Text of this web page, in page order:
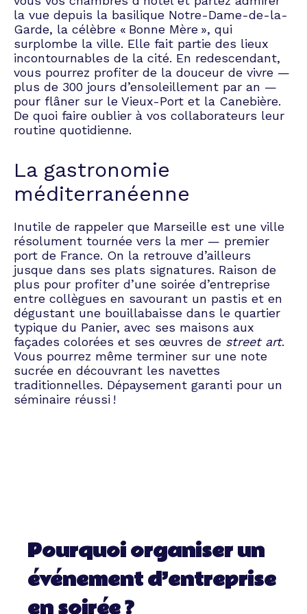
sein de votre entreprise, ou
simplement passer une soirée
mémorable, nous sommes là
pour vous aider à créer un
événement sur mesure qui
répond à vos besoins et
dépasse vos attentes. Faites-
nous confiance pour faire de
votre soirée d'entreprise un
moment magique et
la vue depuis la basilique Notre-Dame-de-la-
Garde, la célèbre « Bonne Mère », qui
surplombe la ville. Elle fait partie des lieux
incontournables de la cité. En redescendant,
vous pourrez profiter de la douceur de vivre —
plus de 300 jours d’ensoleillement par an —
pour flâner sur le Vieux-Port et la Canebière.
De quoi faire oublier à vos collaborateurs leur
routine quotidienne.
La gastronomie
méditerranéenne
Inutile de rappeler que Marseille est une ville
résolument tournée vers la mer — premier
port de France. On la retrouve d’ailleurs
jusque dans ses plats signatures. Raison de
plus pour profiter d’une soirée d’entreprise
entre collègues en savourant un pastis et en
dégustant une bouillabaisse dans le quartier
typique du Panier, avec ses maisons aux
façades colorées et ses œuvres de street art.
Vous pourrez même terminer sur une note
sucrée en découvrant les navettes
traditionnelles. Dépaysement garanti pour un
séminaire réussi !
Pourquoi organiser un
événement d’entreprise